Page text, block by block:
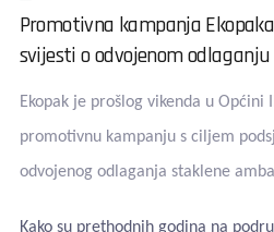
Promotivna kampanja
svijesti o odvojenom
Ekopak je prošlog vikenda u Općini
promotivnu kampanju s ciljem
odvojenog odlaganja staklene
Kako su prethodnih godina na